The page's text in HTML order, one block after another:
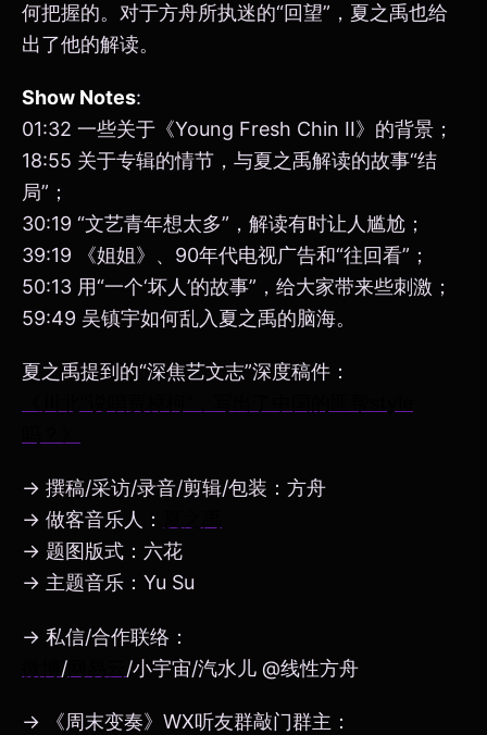
何把握的。对于方舟所执迷的“回望”，夏之禹也给
出了他的解读。
Show Notes:
01:32 一些关于《Young Fresh Chin II》的背景；
18:55 关于专辑的情节，与夏之禹解读的故事“结
局”；
30:19 “文艺青年想太多”，解读有时让人尴尬；
39:19 《姐姐》、90年代电视广告和“往回看”；
50:13 用“一个‘坏人’的故事”，给大家带来些刺激；
59:49 吴镇宇如何乱入夏之禹的脑海。
夏之禹提到的“深焦艺文志”深度稿件：
→ 撰稿/采访/录音/剪辑/包装：方舟
→ 做客音乐人：
→ 题图版式：六花
→ 主题音乐：Yu Su
→ 私信/合作联络：
/ /小宇宙/汽水儿 @线性方舟
→ 《周末变奏》WX听友群敲门群主：